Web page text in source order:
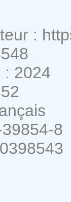
:
: 2024
8